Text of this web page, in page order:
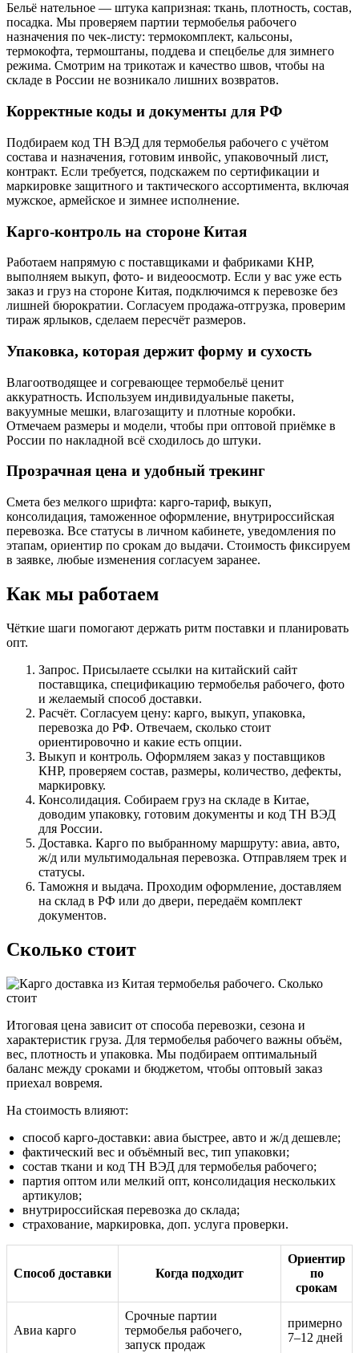
Бельё нательное — штука капризная: ткань, плотность, состав,
посадка. Мы проверяем партии термобелья рабочего
назначения по чек-листу: термокомплект, кальсоны,
термокофта, термоштаны, поддева и спецбелье для зимнего
режима. Смотрим на трикотаж и качество швов, чтобы на
складе в России не возникало лишних возвратов.
Корректные коды и документы для РФ
Подбираем код ТН ВЭД для термобелья рабочего с учётом
состава и назначения, готовим инвойс, упаковочный лист,
контракт. Если требуется, подскажем по сертификации и
маркировке защитного и тактического ассортимента, включая
мужское, армейское и зимнее исполнение.
Карго-контроль на стороне Китая
Работаем напрямую с поставщиками и фабриками КНР,
выполняем выкуп, фото- и видеоосмотр. Если у вас уже есть
заказ и груз на стороне Китая, подключимся к перевозке без
лишней бюрократии. Согласуем продажа-отгрузка, проверим
тираж ярлыков, сделаем пересчёт размеров.
Упаковка, которая держит форму и сухость
Влагоотводящее и согревающее термобельё ценит
аккуратность. Используем индивидуальные пакеты,
вакуумные мешки, влагозащиту и плотные коробки.
Отмечаем размеры и модели, чтобы при оптовой приёмке в
России по накладной всё сходилось до штуки.
Прозрачная цена и удобный трекинг
Смета без мелкого шрифта: карго-тариф, выкуп,
консолидация, таможенное оформление, внутрироссийская
перевозка. Все статусы в личном кабинете, уведомления по
этапам, ориентир по срокам до выдачи. Стоимость фиксируем
в заявке, любые изменения согласуем заранее.
Как мы работаем
Чёткие шаги помогают держать ритм поставки и планировать
опт.
Запрос. Присылаете ссылки на китайский сайт
поставщика, спецификацию термобелья рабочего, фото
и желаемый способ доставки.
Расчёт. Согласуем цену: карго, выкуп, упаковка,
перевозка до РФ. Отвечаем, сколько стоит
ориентировочно и какие есть опции.
Выкуп и контроль. Оформляем заказ у поставщиков
КНР, проверяем состав, размеры, количество, дефекты,
маркировку.
Консолидация. Собираем груз на складе в Китае,
доводим упаковку, готовим документы и код ТН ВЭД
для России.
Доставка. Карго по выбранному маршруту: авиа, авто,
ж/д или мультимодальная перевозка. Отправляем трек и
статусы.
Таможня и выдача. Проходим оформление, доставляем
на склад в РФ или до двери, передаём комплект
документов.
Сколько стоит
Итоговая цена зависит от способа перевозки, сезона и
характеристик груза. Для термобелья рабочего важны объём,
вес, плотность и упаковка. Мы подбираем оптимальный
баланс между сроками и бюджетом, чтобы оптовый заказ
приехал вовремя.
На стоимость влияют:
способ карго-доставки: авиа быстрее, авто и ж/д дешевле;
фактический вес и объёмный вес, тип упаковки;
состав ткани и код ТН ВЭД для термобелья рабочего;
партия оптом или мелкий опт, консолидация нескольких
артикулов;
внутрироссийская перевозка до склада;
страхование, маркировка, доп. услуга проверки.
Способ доставки Когда подходит
Ориентир
по
срокам
Авиа карго
Срочные партии
термобелья рабочего,
запуск продаж
примерно
7–12 дней